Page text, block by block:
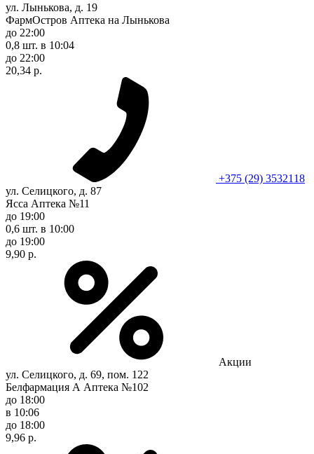
ул. Лынькова, д. 19
ФармОстров Аптека на Лынькова
до 22:00
0,8 шт. в 10:04
до 22:00
20,34 р.
+375 (29) 3532118
ул. Селицкого, д. 87
Ясса Аптека №11
до 19:00
0,6 шт. в 10:00
до 19:00
9,90 р.
Акции
ул. Селицкого, д. 69, пом. 122
Белфармация А Аптека №102
до 18:00
в 10:06
до 18:00
9,96 р.